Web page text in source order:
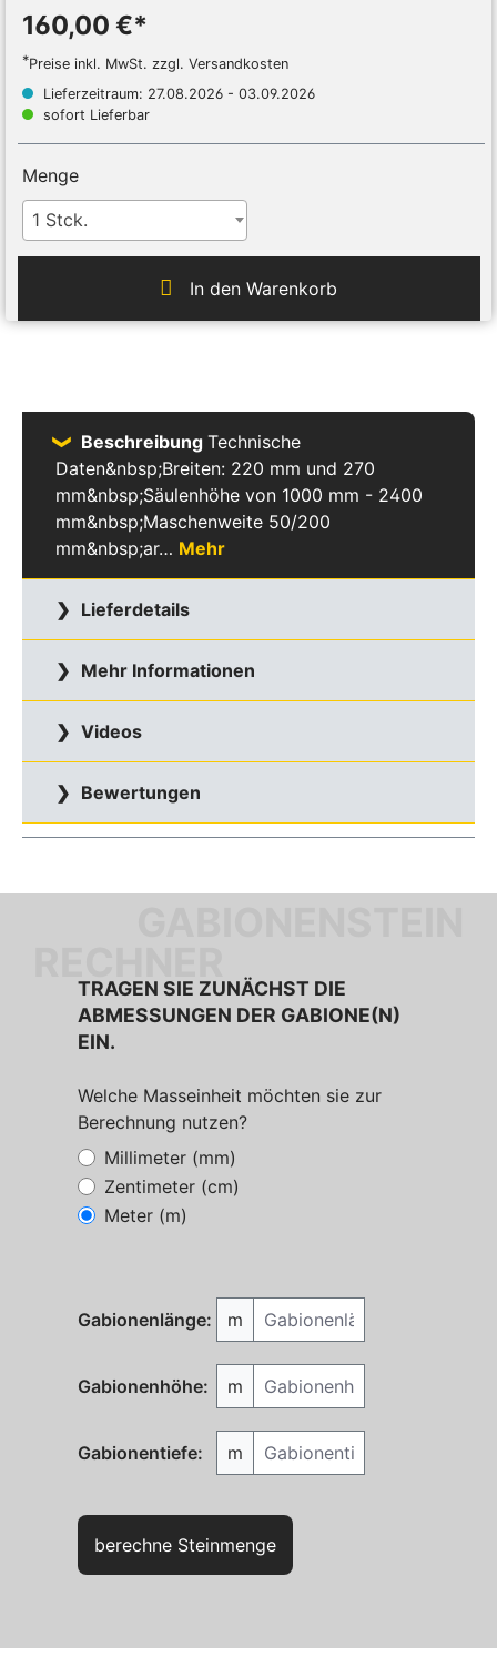
160,00 €*
*Preise inkl. MwSt. zzgl. Versandkosten
Lieferzeitraum: 27.08.2026 - 03.09.2026
sofort Lieferbar
Menge
1 Stck.
In den Warenkorb
Beschreibung Technische
Daten&nbsp;Breiten: 220 mm und 270
mm&nbsp;Säulenhöhe von 1000 mm - 2400
mm&nbsp;Maschenweite 50/200
mm&nbsp;ar… Mehr
Lieferdetails
Mehr Informationen
Videos
Bewertungen
TRAGEN SIE ZUNÄCHST DIE
ABMESSUNGEN DER GABIONE(N)
EIN.
Welche Masseinheit möchten sie zur
Berechnung nutzen?
Millimeter (mm)
Zentimeter (cm)
Meter (m)
Gabionenlänge: Gabionenlänge
m
Gabionenhöhe: Gabionenhöhe
m
Gabionentiefe: Gabionentiefe
m
berechne Steinmenge